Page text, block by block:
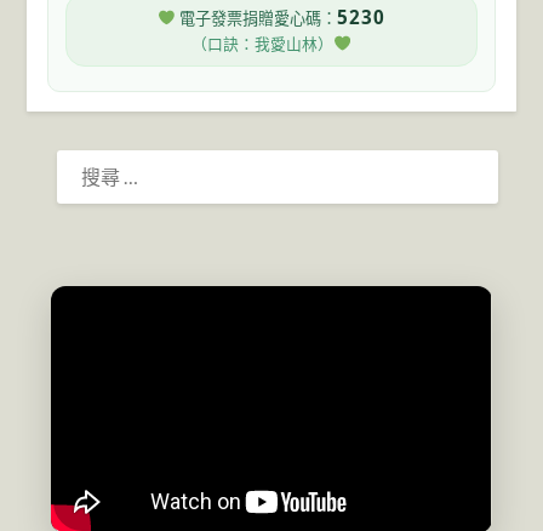
電子發票捐贈愛心碼： 5230
（口訣：我愛山林）
搜
尋：